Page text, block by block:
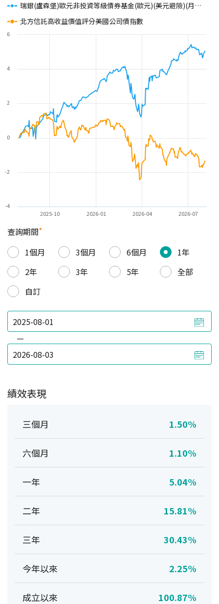
瑞銀(盧森堡)歐元非投資等級債券基金(歐元)(美元避險)(月配息)
北方信託高收益價值評分美國公司債指數
2025-10 2026-01 2026-04 2026-07
-4
-2
0
2
4
6
查詢期間*
1個月
3個月 6個月
1年
2年
3年 5年
全部
自訂
—
績效表現
三個月 1.50%
六個月 1.10%
一年 5.04%
二年 15.81%
三年 30.43%
今年以來 2.25%
成立以來 100.87%